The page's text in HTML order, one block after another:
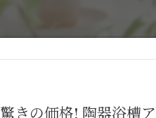
驚きの価格! 陶器浴槽